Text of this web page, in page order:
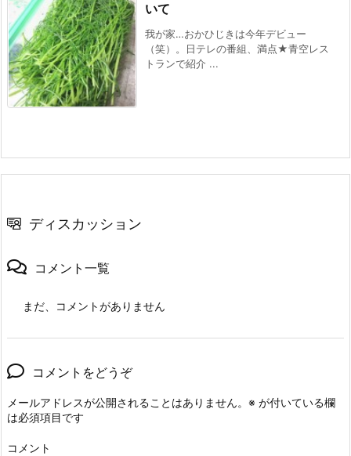
いて
我が家…おかひじきは今年デビュー
（笑）。日テレの番組、満点★青空レス
トランで紹介 ...
ディスカッション
コメント一覧
まだ、コメントがありません
コメントをどうぞ
メールアドレスが公開されることはありません。 ※ が付いている欄
は必須項目です
コメント